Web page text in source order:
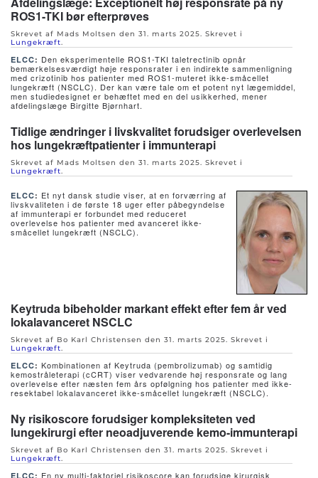
ROS1-TKI bør efterprøves
Skrevet af Mads Moltsen den 31. marts 2025. Skrevet i
Lungekræft.
ELCC: Den eksperimentelle ROS1-TKI taletrectinib opnår
bemærkelsesværdigt høje responsrater i en indirekte sammenligning
med crizotinib hos patienter med ROS1-muteret ikke-småcellet
lungekræft (NSCLC). Der kan være tale om et potent nyt lægemiddel,
men studiedesignet er behæftet med en del usikkerhed, mener
afdelingslæge Birgitte Bjørnhart.
Tidlige ændringer i livskvalitet forudsiger overlevelsen
hos lungekræftpatienter i immunterapi
Skrevet af Mads Moltsen den 31. marts 2025. Skrevet i
Lungekræft.
ELCC: Et nyt dansk studie viser, at en forværring af
livskvaliteten i de første 18 uger efter påbegyndelse
af immunterapi er forbundet med reduceret
overlevelse hos patienter med avanceret ikke-
småcellet lungekræft (NSCLC).
Keytruda bibeholder markant effekt efter fem år ved
lokalavanceret NSCLC
Skrevet af Bo Karl Christensen den 31. marts 2025. Skrevet i
Lungekræft.
ELCC: Kombinationen af Keytruda (pembrolizumab) og samtidig
kemostråleterapi (cCRT) viser vedvarende høj responsrate og lang
overlevelse efter næsten fem års opfølgning hos patienter med ikke-
resektabel lokalavanceret ikke-småcellet lungekræft (NSCLC).
Ny risikoscore forudsiger kompleksiteten ved
lungekirurgi efter neoadjuverende kemo-immunterapi
Skrevet af Bo Karl Christensen den 31. marts 2025. Skrevet i
Lungekræft.
ELCC: En ny multi-faktoriel risikoscore kan forudsige kirurgisk